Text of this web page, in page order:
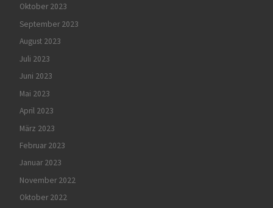
Oktober 2023
September 2023
August 2023
Juli 2023
Juni 2023
Mai 2023
April 2023
März 2023
Februar 2023
Januar 2023
November 2022
Oktober 2022